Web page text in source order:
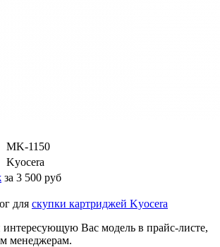
MK-1150
Kyocera
за 3 500 руб
для скупки картриджей Kyocera
Вас модель в прайс-листе,
менеджерам.